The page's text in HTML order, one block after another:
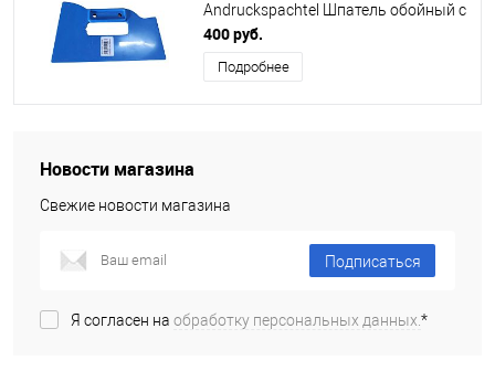
Andruckspachtel Шпатель обойный с
отверстием для руки 26см
400 руб.
Подробнее
Новости магазина
Свежие новости магазина
Подписаться
Я согласен на обработку персональных данных.*